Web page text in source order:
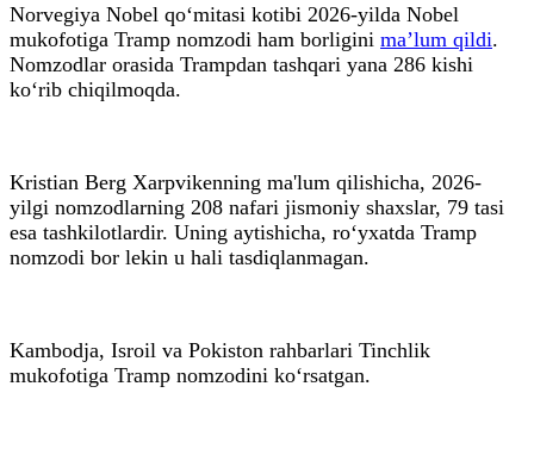
Norvegiya Nobel qo‘mitasi kotibi 2026-yilda Nobel
mukofotiga Tramp nomzodi ham borligini ma’lum qildi.
Nomzodlar orasida Trampdan tashqari yana 286 kishi
ko‘rib chiqilmoqda.
Kristian Berg Xarpvikenning ma'lum qilishicha, 2026-
yilgi nomzodlarning 208 nafari jismoniy shaxslar, 79 tasi
esa tashkilotlardir. Uning aytishicha, ro‘yxatda Tramp
nomzodi bor lekin u hali tasdiqlanmagan.
Kambodja, Isroil va Pokiston rahbarlari Tinchlik
mukofotiga Tramp nomzodini ko‘rsatgan.